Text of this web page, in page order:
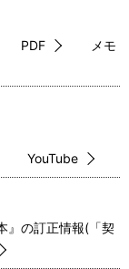
PDF
メモ
YouTube
』の訂正情報(「契